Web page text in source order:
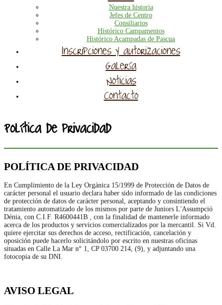
Nuestra historia
Jefes de Centro
Consiliarios
Histórico Campamentos
Histórico Acampadas de Pascua
Inscripciones y autorizaciones
Galería
Noticias
Contacto
Política de privacidad
POLÍTICA DE PRIVACIDAD
En Cumplimiento de la Ley Orgánica 15/1999 de Protección de Datos de
carácter personal el usuario declara haber sido informado de las condiciones
de protección de datos de carácter personal, aceptando y consintiendo el
tratamiento automatizado de los mismos por parte de Juniors L'Assumpció
Dénia, con C.I.F. R4600441B , con la finalidad de mantenerle informado
acerca de los productos y servicios comercializados por la mercantil. Si Vd.
quiere ejercitar sus derechos de acceso, rectificación, cancelación y
oposición puede hacerlo solicitándolo por escrito en nuestras oficinas
situadas en Calle La Mar n° 1, CP 03700 214, (9), y adjuntando una
fotocopia de su DNI.
AVISO LEGAL